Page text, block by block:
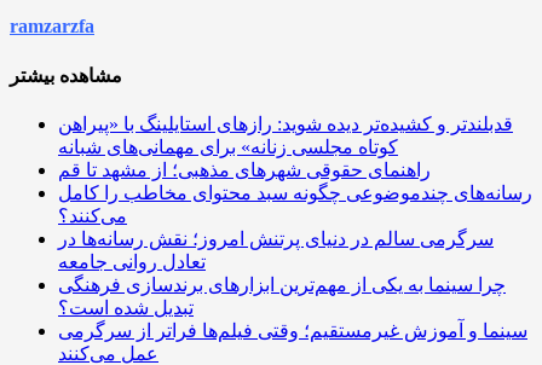
ramzarzfa
مشاهده بیشتر
قدبلندتر و کشیده‌تر دیده شوید: رازهای استایلینگ با «پیراهن
کوتاه مجلسی زنانه» برای مهمانی‌های شبانه
راهنمای حقوقی شهرهای مذهبی؛ از مشهد تا قم
رسانه‌های چندموضوعی چگونه سبد محتوای مخاطب را کامل
می‌کنند؟
سرگرمی سالم در دنیای پرتنش امروز؛ نقش رسانه‌ها در
تعادل روانی جامعه
چرا سینما به یکی از مهم‌ترین ابزارهای برندسازی فرهنگی
تبدیل شده است؟
سینما و آموزش غیرمستقیم؛ وقتی فیلم‌ها فراتر از سرگرمی
عمل می‌کنند